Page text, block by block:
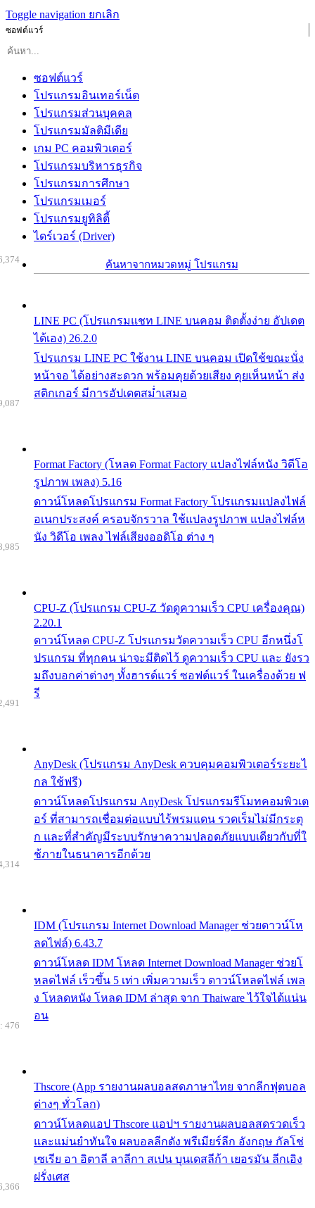
Toggle navigation ยกเลิก
ซอฟต์แวร์
ซอฟต์แวร์
โปรแกรมอินเทอร์เน็ต
โปรแกรมส่วนบุคคล
โปรแกรมมัลติมีเดีย
เกม PC คอมพิวเตอร์
โปรแกรมบริหารธุรกิจ
โปรแกรมการศึกษา
โปรแกรมเมอร์
โปรแกรมยูทิลิตี้
ไดร์เวอร์ (Driver)
ค้นหาจากหมวดหมู่ โปรแกรม
LINE PC (โปรแกรมแชท LINE บนคอม ติดตั้งง่าย อัปเดต
ได้เอง) 26.2.0
โปรแกรม LINE PC ใช้งาน LINE บนคอม เปิดใช้ขณะนั่ง
หน้าจอ ได้อย่างสะดวก พร้อมคุยด้วยเสียง คุยเห็นหน้า ส่ง
สติกเกอร์ มีการอัปเดตสม่ำเสมอ
Format Factory (โหลด Format Factory แปลงไฟล์หนัง วิดีโอ
รูปภาพ เพลง) 5.16
ดาวน์โหลดโปรแกรม Format Factory โปรแกรมแปลงไฟล์
อเนกประสงค์ ครอบจักรวาล ใช้แปลงรูปภาพ แปลงไฟล์ห
นัง วิดีโอ เพลง ไฟล์เสียงออดิโอ ต่าง ๆ
CPU-Z (โปรแกรม CPU-Z วัดดูความเร็ว CPU เครื่องคุณ)
2.20.1
ดาวน์โหลด CPU-Z โปรแกรมวัดความเร็ว CPU อีกหนึ่งโ
ปรแกรม ที่ทุกคน น่าจะมีติดไว้ ดูความเร็ว CPU และ ยังรว
มถึงบอกค่าต่างๆ ทั้งฮารด์แวร์ ซอฟต์แวร์ ในเครื่องด้วย ฟ
รี
AnyDesk (โปรแกรม AnyDesk ควบคุมคอมพิวเตอร์ระยะไ
กล ใช้ฟรี)
ดาวน์โหลดโปรแกรม AnyDesk โปรแกรมรีโมทคอมพิวเต
อร์ ที่สามารถเชื่อมต่อแบบไร้พรมแดน รวดเร็มไม่มีกระตุ
ก และที่สำคัญมีระบบรักษาความปลอดภัยแบบเดียวกับที่ใ
ช้ภายในธนาคารอีกด้วย
IDM (โปรแกรม Internet Download Manager ช่วยดาวน์โห
ลดไฟล์) 6.43.7
ดาวน์โหลด IDM โหลด Internet Download Manager ช่วยโ
หลดไฟล์ เร็วขึ้น 5 เท่า เพิ่มความเร็ว ดาวน์โหลดไฟล์ เพล
ง โหลดหนัง โหลด IDM ล่าสุด จาก Thaiware ไว้ใจได้แน่น
อน
Thscore (App รายงานผลบอลสดภาษาไทย จากลีกฟุตบอล
ต่างๆ ทั่วโลก)
ดาวน์โหลดแอป Thscore แอปฯ รายงานผลบอลสดรวดเร็ว
และแม่นยำทันใจ ผลบอลลีกดัง พรีเมียร์ลีก อังกฤษ กัลโช่
เซเรีย อา อิตาลี ลาลีกา สเปน บุนเดสลีก้า เยอรมัน ลีกเอิง
ฝรั่งเศส
476